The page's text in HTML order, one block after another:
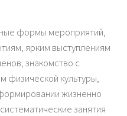
формы мероприятий,
ярким выступлениям
знакомство с
физической культуры,
жизненно
занятия